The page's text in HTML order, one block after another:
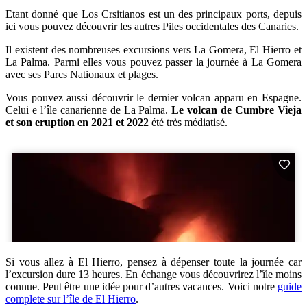
Etant donné que Los Crsitianos est un des principaux ports, depuis
ici vous pouvez découvrir les autres Piles occidentales des Canaries.
Il existent des nombreuses excursions vers La Gomera, El Hierro et
La Palma. Parmi elles vous pouvez passer la journée à La Gomera
avec ses Parcs Nationaux et plages.
Vous pouvez aussi découvrir le dernier volcan apparu en Espagne.
Celui e l’île canarienne de La Palma.Le volcan de Cumbre Vieja
et son eruption en 2021 et 2022 été très médiatisé.
Si vous allez à El Hierro, pensez à dépenser toute la journée car
l’excursion dure 13 heures. En échange vous découvrirez l’île moins
connue. Peut être une idée pour d’autres vacances. Voici notre guide
complete sur l’île de El Hierro.